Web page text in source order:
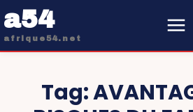
a54
afrique54.net
Tag: